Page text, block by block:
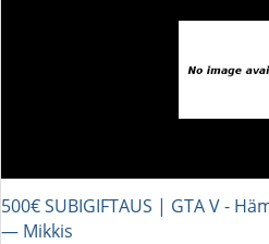
500€ SUBIGIFTAUS | GTA V -
― Mikkis